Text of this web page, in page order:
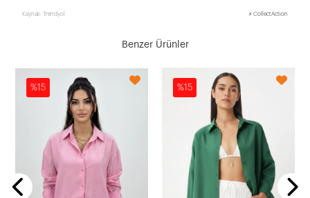
Kaynak: Trendyol ⚡ CollectAction
Benzer Ürünler
%15 %15